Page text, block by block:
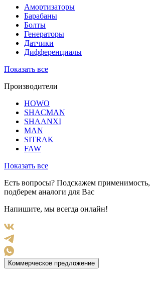
Амортизаторы
Барабаны
Болты
Генераторы
Датчики
Дифференциалы
Показать все
Производители
HOWO
SHACMAN
SHAANXI
MAN
SITRAK
FAW
Показать все
Есть вопросы? Подскажем применимость,
подберем аналоги для Вас
Напишите, мы всегда онлайн!
Коммерческое предложение